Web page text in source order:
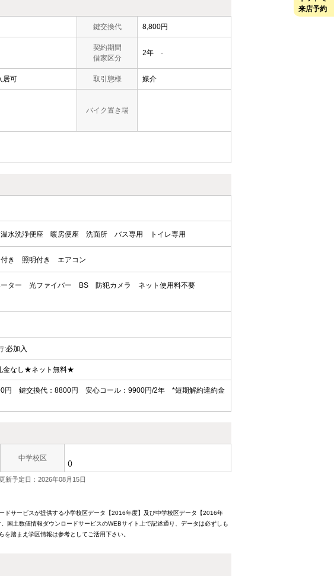
来店予約
鍵交換代 8,800円
契約期間
借家区分
2年 -
居可 取引態様 媒介
バイク置き場
温水洗浄便座 暖房便座 洗面所 バス専用 トイレ専用
き 照明付き エアコン
ター 光ファイバー BS 防犯カメラ
ネット使用料不要
:必加入
金なし★ネット無料★
円 鍵交換代：8800円 安心コール：9900円/2年 *短期解約違約金
中学校区
()
新予定日：2026年08月15日
ドサービスが提供する小学校区データ【2016年度】及び中学校区データ【2016年
国土数値情報ダウンロードサービスのWEBサイト上で記述通り、データは必ずしも
踏まえ学区情報は参考としてご活用下さい。